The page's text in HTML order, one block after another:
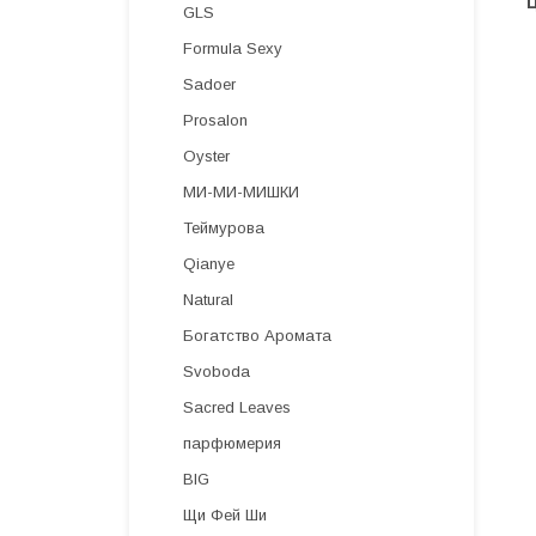
GLS
Formula Sexy
Sadoer
Prosalon
Oyster
МИ-МИ-МИШКИ
Теймурова
Qianye
Natural
Богатство Аромата
Svoboda
Sacred Leaves
парфюмерия
BIG
Щи Фей Ши